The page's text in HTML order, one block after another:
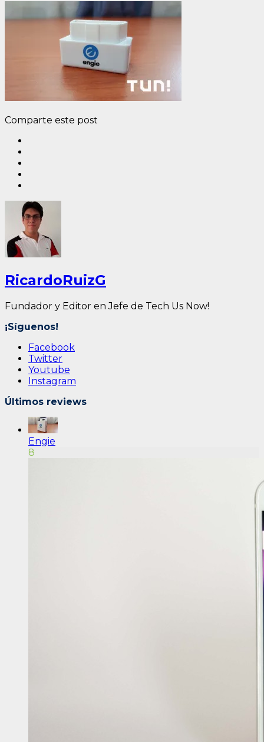
Comparte este post
RicardoRuizG
Fundador y Editor en Jefe de Tech Us Now!
¡Síguenos!
Facebook
Twitter
Youtube
Instagram
Últimos reviews
Engie
8